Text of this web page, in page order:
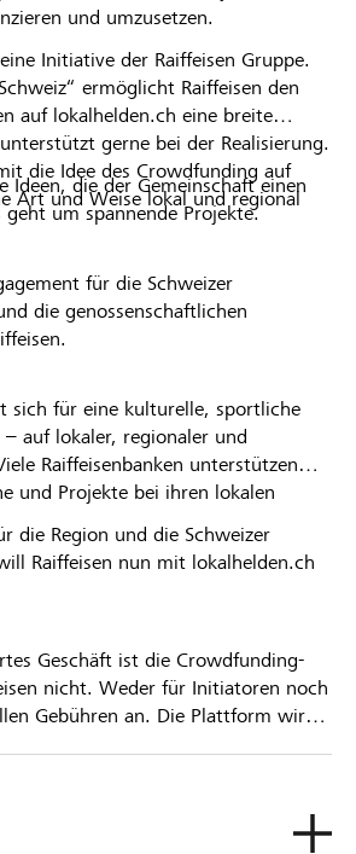
und umzusetzen.
Initiative der Raiffeisen Gruppe.
ermöglicht Raiffeisen den
auf lokalhelden.ch eine breite
gerne bei der Realisierung.
die Idee des Crowdfunding auf
Art und Weise lokal und regional
Ideen, die der Gemeinschaft einen
geht um spannende Projekte.
für die Schweizer
die genossenschaftlichen
sich für eine kulturelle, sportliche
auf lokaler, regionaler und
Raiffeisenbanken unterstützen
und Projekte bei ihren lokalen
die Region und die Schweizer
Raiffeisen nun mit lokalhelden.ch
Geschäft ist die Crowdfunding-
nicht. Weder für Initiatoren noch
Gebühren an. Die Plattform wird